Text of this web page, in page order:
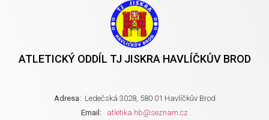
ATLETICKÝ ODDÍL TJ JISKRA HAVLÍČKŮV BROD
Adresa: Ledečská 3028, 580 01 Havlíčkův Brod
Email:
atletika.hb@seznam.cz